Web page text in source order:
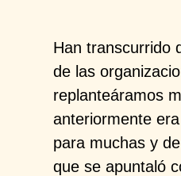
Han transcurrido
de las
replanteáramos
anteriormente
para muchas y
que se apuntaló